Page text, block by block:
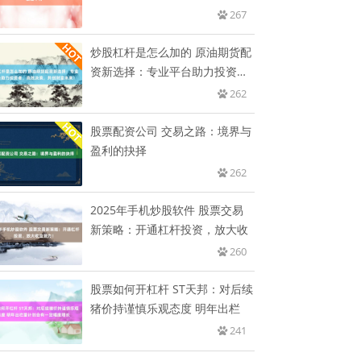
267
炒股杠杆是怎么加的 原油期货配
资新选择：专业平台助力投资
262
股票配资公司 交易之路：境界与
盈利的抉择
262
2025年手机炒股软件 股票交易
新策略：开通杠杆投资，放大收
260
股票如何开杠杆 ST天邦：对后续
猪价持谨慎乐观态度 明年出栏
241